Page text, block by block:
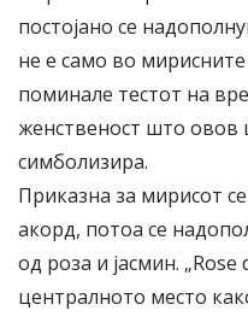
постојано се
не е само во
поминале тестот на
женственост што овов
симболизира.
Приказна за мирисот
акорд, потоа се
од роза и јасмин. „Rose
централното место